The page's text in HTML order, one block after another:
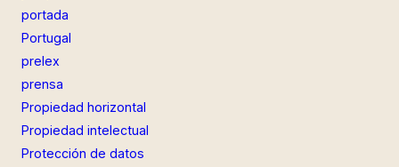
portada
Portugal
prelex
prensa
Propiedad horizontal
Propiedad intelectual
Protección de datos